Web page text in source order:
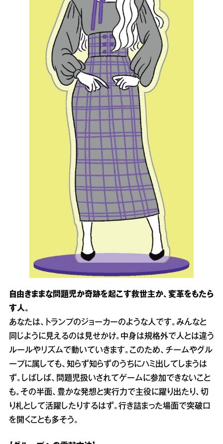
自由きままな問題児か奇跡を起こす救世主か、変革をもたら
す人。
あなたは、トランプのジョーカーのような人です。みんなと
同じように見えるのは見せかけ。中身は規格外で人とは違う
ルールやリズムで動いていきます。このため、チームやグル
ープに属しても、知らず知らずのうちにハミ出してしまうは
ず。しばしば、問題児扱いされてゲームに参加できないこと
も。その半面、豊かな発想と実行力で主役に躍り出たり、切
り札として活躍したりするはず。行き詰まった場面で突破口
を開くことも多そう。